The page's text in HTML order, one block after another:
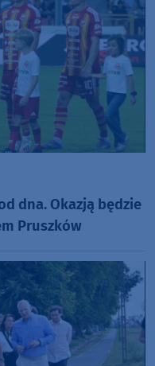
dna. Okazją będzie
Pruszków